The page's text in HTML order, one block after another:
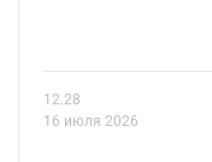
12.28
16 июля 2026